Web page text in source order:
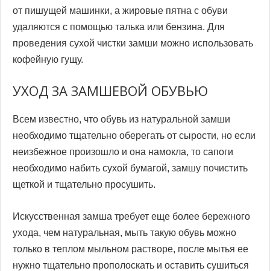
от пишущей машинки, а жировые пятна с обуви
удаляются с помощью талька или бензина. Для
проведения сухой чистки замши можно использовать
кофейную гущу.
УХОД ЗА ЗАМШЕВОЙ ОБУВЬЮ
Всем известно, что обувь из натуральной замши
необходимо тщательно оберегать от сырости, но если
неизбежное произошло и она намокла, то сапоги
необходимо набить сухой бумагой, замшу почистить
щеткой и тщательно просушить.
Искусственная замша требует еще более бережного
ухода, чем натуральная, мыть такую обувь можно
только в теплом мыльном растворе, после мытья ее
нужно тщательно прополоскать и оставить сушиться